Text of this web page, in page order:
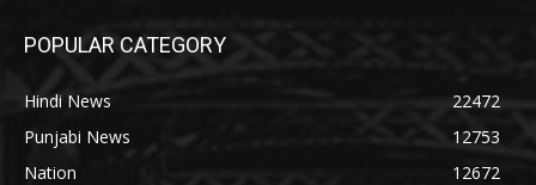
POPULAR CATEGORY
Hindi News
22472
Punjabi News
12753
Nation
12672